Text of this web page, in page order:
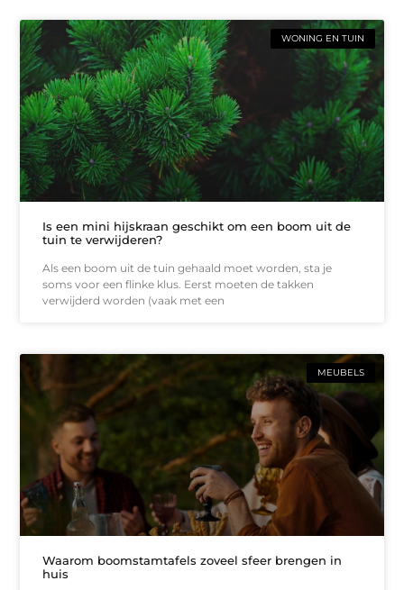
WONING EN TUIN
Is een mini hijskraan geschikt om een boom uit de
tuin te verwijderen?
Als een boom uit de tuin gehaald moet worden, sta je
soms voor een flinke klus. Eerst moeten de takken
verwijderd worden (vaak met een
MEUBELS
Waarom boomstamtafels zoveel sfeer brengen in
huis